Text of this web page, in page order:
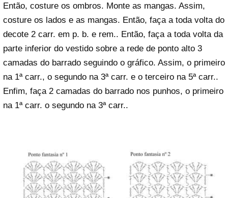
Então, costure os ombros. Monte as mangas. Assim,
costure os lados e as mangas. Então, faça a toda volta do
decote 2 carr. em p. b. e rem.. Então, faça a toda volta da
parte inferior do vestido sobre a rede de ponto alto 3
camadas do barrado seguindo o gráfico. Assim, o primeiro
na 1ª carr., o segundo na 3ª carr. e o terceiro na 5ª carr..
Enfim, faça 2 camadas do barrado nos punhos, o primeiro
na 1ª carr. o segundo na 3ª carr..